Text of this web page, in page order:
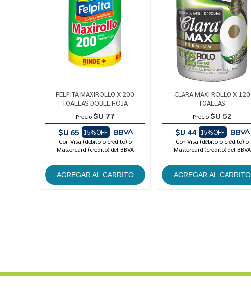
FELPITA MAXIROLLO X 200
TOALLAS DOBLE HOJA
Precio $U 77
$U 65
15%OFF
Con Visa (débito o crédito) o
Mastercard (credito) del BBVA
CLARA MAXI ROLLO X 120
TOALLAS
Precio $U 52
$U 44
15%OFF
Con Visa (débito o crédito) o
Mastercard (credito) del BBVA